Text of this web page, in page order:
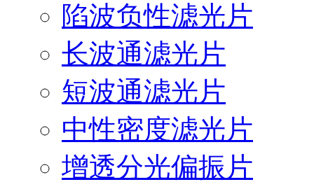
陷波负性滤光片
长波通滤光片
短波通滤光片
中性密度滤光片
增透分光偏振片